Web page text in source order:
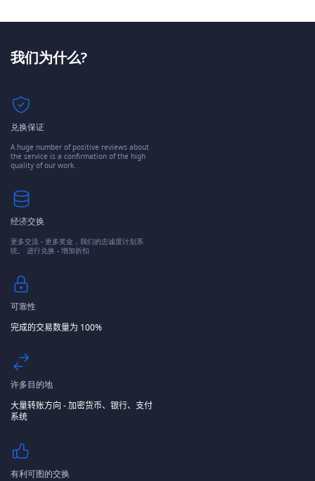
我们为什么?
兑换保证
A huge number of positive reviews about
the service is a confirmation of the high
quality of our work.
经济交换
更多交流 - 更多奖金，我们的忠诚度计划系
统。 进行兑换 - 增加折扣
可靠性
完成的交易数量为 100%
许多目的地
大量转账方向 - 加密货币、银行、支付
系统
有利可图的交换